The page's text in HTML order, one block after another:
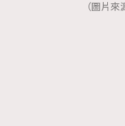
（圖片來